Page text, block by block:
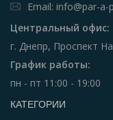
Email: info@par-
Центральный офис:
г. Днепр, Проспект
График работы:
пн - пт 11:00 - 19:00
КАТЕГОРИИ